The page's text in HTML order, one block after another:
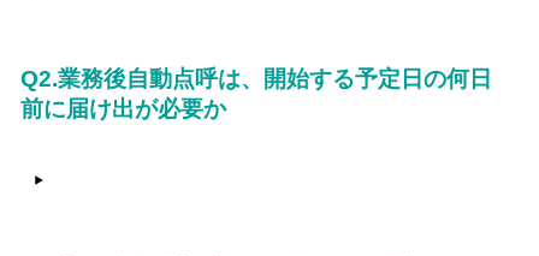
Q2.業務後自動点呼は、開始する予定日の何日
前に届け出が必要か